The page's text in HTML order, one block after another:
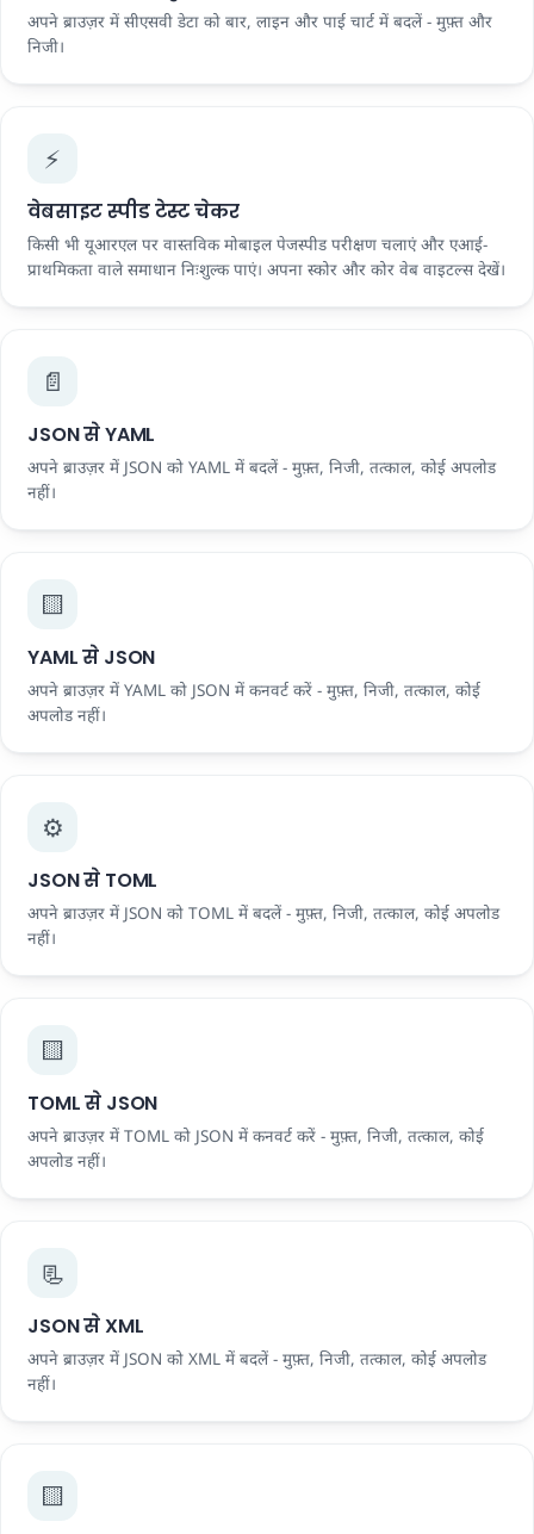
अपने ब्राउज़र में सीएसवी डेटा को बार, लाइन और पाई चार्ट में बदलें - मुफ़्त और
निजी।
⚡
वेबसाइट स्पीड टेस्ट चेकर
किसी भी यूआरएल पर वास्तविक मोबाइल पेजस्पीड परीक्षण चलाएं और एआई-
प्राथमिकता वाले समाधान निःशुल्क पाएं। अपना स्कोर और कोर वेब वाइटल्स देखें।
📄
JSON से YAML
अपने ब्राउज़र में JSON को YAML में बदलें - मुफ़्त, निजी, तत्काल, कोई अपलोड
नहीं।
🟨
YAML से JSON
अपने ब्राउज़र में YAML को JSON में कनवर्ट करें - मुफ़्त, निजी, तत्काल, कोई
अपलोड नहीं।
⚙️
JSON से TOML
अपने ब्राउज़र में JSON को TOML में बदलें - मुफ़्त, निजी, तत्काल, कोई अपलोड
नहीं।
🟨
TOML से JSON
अपने ब्राउज़र में TOML को JSON में कनवर्ट करें - मुफ़्त, निजी, तत्काल, कोई
अपलोड नहीं।
📃
JSON से XML
अपने ब्राउज़र में JSON को XML में बदलें - मुफ़्त, निजी, तत्काल, कोई अपलोड
नहीं।
🟨